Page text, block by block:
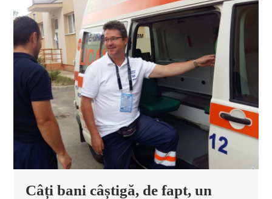
Câți bani câștigă, de fapt, un